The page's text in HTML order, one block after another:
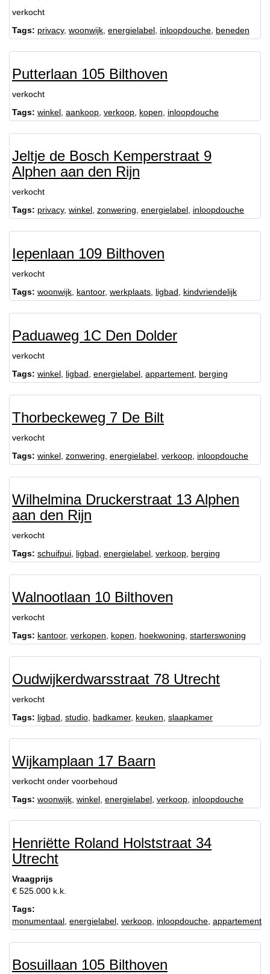
verkocht
Tags: privacy, woonwijk energielabel inloopdouche beneden
Putterlaan 105 Bilthoven
verkocht
Tags: winkel aankoop verkoop kopen inloopdouche
Jeltje de Bosch Kemperstraat 9
Alphen aan den Rijn
verkocht
Tags: privacy, winkel zonwering energielabel inloopdouche
Iepenlaan 109 Bilthoven
verkocht
Tags: woonwijk kantoor, werkplaats ligbad kindvriendelijk
Paduaweg 1C Den Dolder
verkocht
Tags: winkel ligbad energielabel appartement berging
Thorbeckeweg 7 De Bilt
verkocht
Tags: winkel zonwering energielabel verkoop inloopdouche
Wilhelmina Druckerstraat 13 Alphen
aan den Rijn
verkocht
Tags: schuifpui ligbad energielabel verkoop berging
Walnootlaan 10 Bilthoven
verkocht
Tags: kantoor, verkopen kopen hoekwoning starterswoning
Oudwijkerdwarsstraat 78 Utrecht
verkocht
Tags: ligbad studio badkamer, keuken slaapkamer
Wijkamplaan 17 Baarn
verkocht onder voorbehoud
Tags: woonwijk winkel energielabel verkoop inloopdouche
Henriëtte Roland Holststraat 34
Utrecht
Vraagprijs
€ 525.000 k.k.
Tags:
monumentaal energielabel verkoop inloopdouche appartement
Bosuillaan 105 Bilthoven